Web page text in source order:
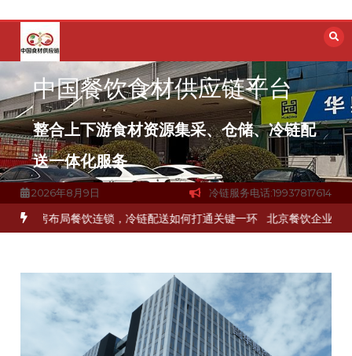
容
中国餐饮食材供应链平台
整合上下游食材资源集采、仓储、冷链配
送一体化服务
2026年8月9日 冷链服务电话:19937817614
材流通难题？ 杭州中央厨房布局餐饮连锁，冷链配送如何打通关键一